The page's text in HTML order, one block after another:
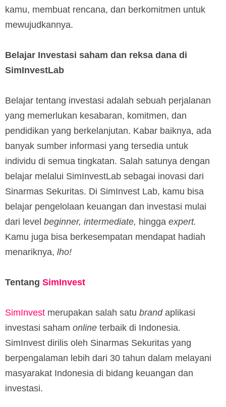
kamu, membuat rencana, dan berkomitmen untuk
mewujudkannya.
Belajar Investasi saham dan reksa dana di
SimInvestLab
Belajar tentang investasi adalah sebuah perjalanan
yang memerlukan kesabaran, komitmen, dan
pendidikan yang berkelanjutan. Kabar baiknya, ada
banyak sumber informasi yang tersedia untuk
individu di semua tingkatan. Salah satunya dengan
belajar melalui SimInvestLab sebagai inovasi dari
Sinarmas Sekuritas. Di SimInvest Lab, kamu bisa
belajar pengelolaan keuangan dan investasi mulai
dari level beginner, intermediate, hingga expert.
Kamu juga bisa berkesempatan mendapat hadiah
menariknya, lho!
Tentang SimInvest
SimInvest merupakan salah satu brandaplikasi
investasi saham online terbaik di Indonesia.
SimInvest dirilis oleh Sinarmas Sekuritas yang
berpengalaman lebih dari 30 tahun dalam melayani
masyarakat Indonesia di bidang keuangan dan
investasi.